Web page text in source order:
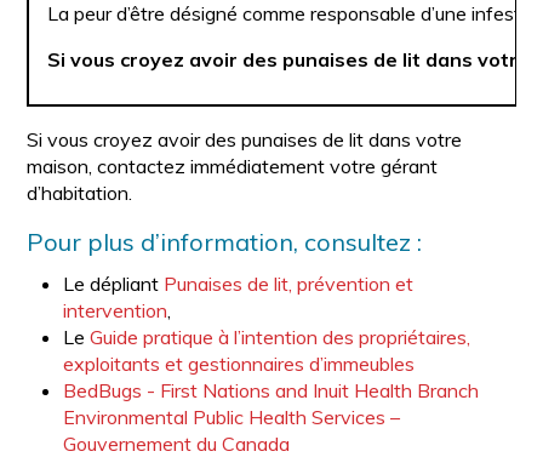
La peur d’être désigné comme responsable d’une
Si vous croyez avoir des punaises de lit dans
Si vous croyez avoir des punaises de lit dans votre
maison, contactez immédiatement votre gérant
d’habitation.
Pour plus d’information, consultez :
Le dépliant Punaises de lit, prévention et
intervention,
LeGuide pratique à l’intention des propriétaires,
exploitants et gestionnaires d’immeubles
BedBugs - First Nations and Inuit Health Branch
Environmental Public Health Services –
Gouvernement du Canada